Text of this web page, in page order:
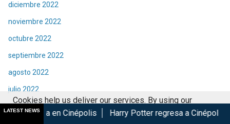
diciembre 2022
noviembre 2022
octubre 2022
septiembre 2022
agosto 2022
julio 2022
junio 2022
LATEST NEWS Harry Potter regresa a Cinépolis con menú y
Cookies help us deliver our services. By using our
services, you agree to our use of cookies.
Got it